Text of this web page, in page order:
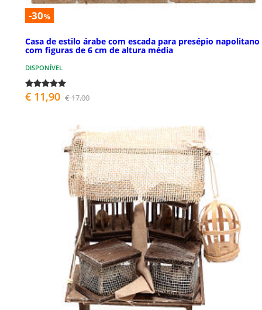
-30%
Casa de estilo árabe com escada para presépio napolitano
com figuras de 6 cm de altura média
DISPONÍVEL
€ 11,90 € 17,00